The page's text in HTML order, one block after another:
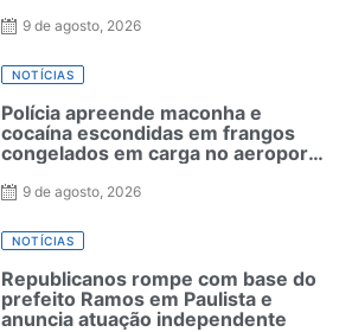
9 de agosto, 2026
NOTÍCIAS
Polícia apreende maconha e
cocaína escondidas em frangos
congelados em carga no aeroporto
9 de agosto, 2026
NOTÍCIAS
Republicanos rompe com base do
prefeito Ramos em Paulista e
anuncia atuação independente